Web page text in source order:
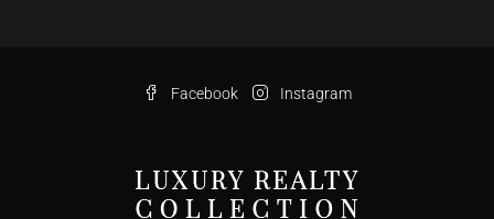
Facebook Instagram